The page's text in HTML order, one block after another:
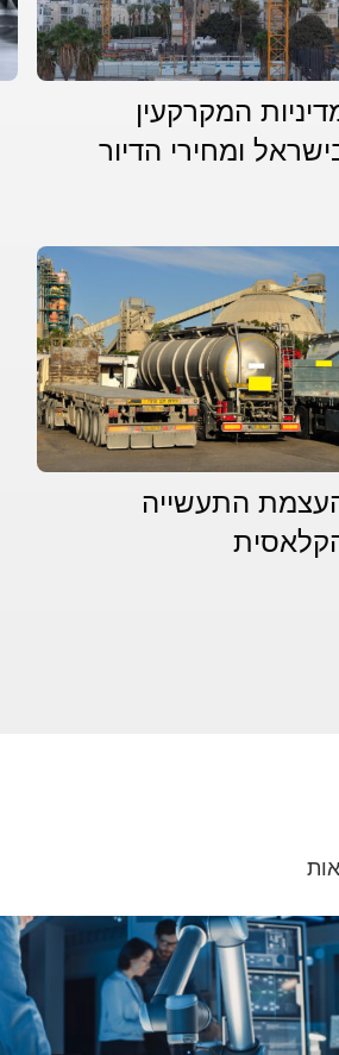
המקרקעין
ומחירי הדיור
התעשייה